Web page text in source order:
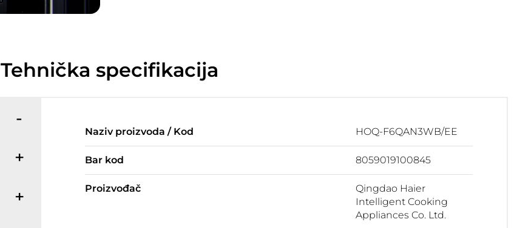
Tehnička specifikacija
Naziv proizvoda / Kod HOQ-F6QAN3WB/EE
Bar kod 8059019100845
Proizvođač
Qingdao Haier
Intelligent Cooking
Appliances Co. Ltd.